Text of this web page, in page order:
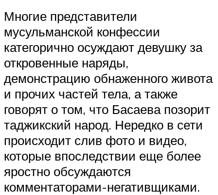
Многие представители
мусульманской конфессии
категорично осуждают девушку за
откровенные наряды,
демонстрацию обнаженного живота
и прочих частей тела, а также
говорят о том, что Басаева позорит
таджикский народ. Нередко в сети
происходит слив фото и видео,
которые впоследствии еще более
яростно обсуждаются
комментаторами-негативщиками.